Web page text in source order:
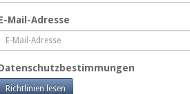
Die größten
Mail-Adresse
Richtlinien lesen